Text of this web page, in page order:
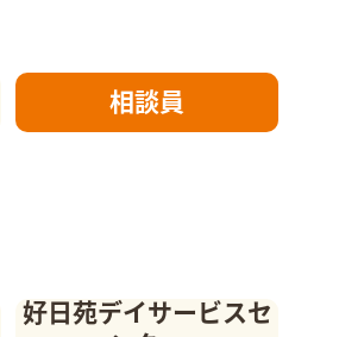
相談員
好日苑デイサービスセ